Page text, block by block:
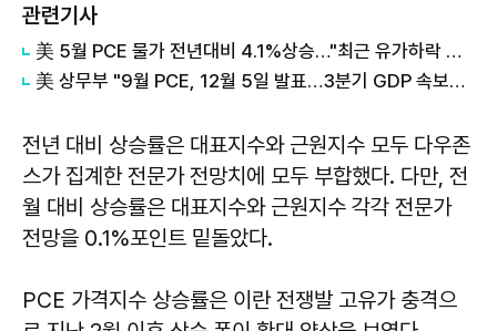
관련기사
美 5월 PCE 물가 전년대비 4.1%상승…"최근 유가하락 미반영"
美 상무부 "9월 PCE, 12월 5일 발표…3분기 GDP 속보치는 취소"
전년 대비 상승률은 대표지수와 근원지수 모두 다우존
스가 집계한 전문가 전망치에 모두 부합했다. 다만, 전
월 대비 상승률은 대표지수와 근원지수 각각 전문가
전망을 0.1%포인트 밑돌았다.
PCE 가격지수 상승률은 이란 전쟁발 고유가 충격으